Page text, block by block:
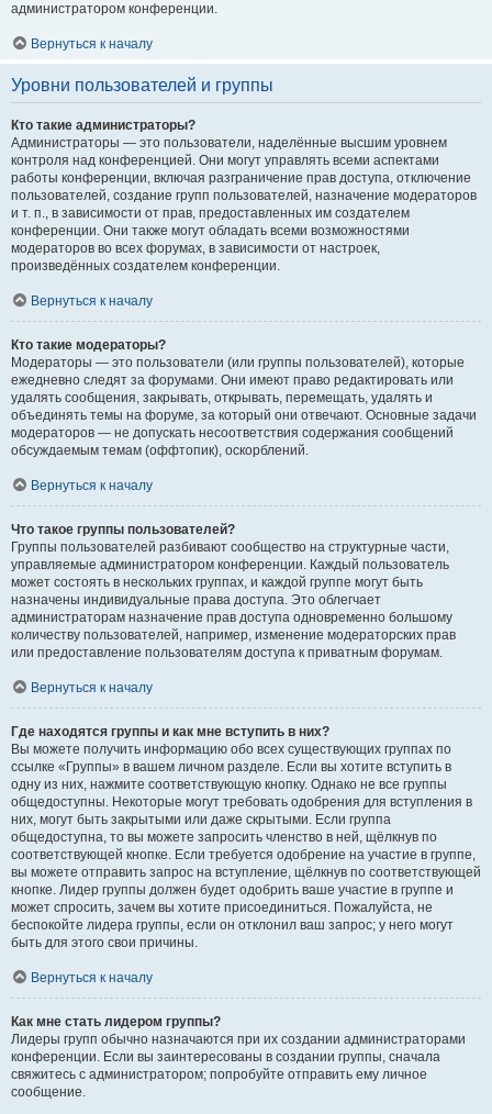
администратором конференции.
Вернуться к началу
Уровни пользователей и группы
Кто такие администраторы?
Администраторы — это пользователи, наделённые высшим уровнем
контроля над конференцией. Они могут управлять всеми аспектами
работы конференции, включая разграничение прав доступа, отключение
пользователей, создание групп пользователей, назначение модераторов
и т. п., в зависимости от прав, предоставленных им создателем
конференции. Они также могут обладать всеми возможностями
модераторов во всех форумах, в зависимости от настроек,
произведённых создателем конференции.
Вернуться к началу
Кто такие модераторы?
Модераторы — это пользователи (или группы пользователей), которые
ежедневно следят за форумами. Они имеют право редактировать или
удалять сообщения, закрывать, открывать, перемещать, удалять и
объединять темы на форуме, за который они отвечают. Основные задачи
модераторов — не допускать несоответствия содержания сообщений
обсуждаемым темам (оффтопик), оскорблений.
Вернуться к началу
Что такое группы пользователей?
Группы пользователей разбивают сообщество на структурные части,
управляемые администратором конференции. Каждый пользователь
может состоять в нескольких группах, и каждой группе могут быть
назначены индивидуальные права доступа. Это облегчает
администраторам назначение прав доступа одновременно большому
количеству пользователей, например, изменение модераторских прав
или предоставление пользователям доступа к приватным форумам.
Вернуться к началу
Где находятся группы и как мне вступить в них?
Вы можете получить информацию обо всех существующих группах по
ссылке «Группы» в вашем личном разделе. Если вы хотите вступить в
одну из них, нажмите соответствующую кнопку. Однако не все группы
общедоступны. Некоторые могут требовать одобрения для вступления в
них, могут быть закрытыми или даже скрытыми. Если группа
общедоступна, то вы можете запросить членство в ней, щёлкнув по
соответствующей кнопке. Если требуется одобрение на участие в группе,
вы можете отправить запрос на вступление, щёлкнув по соответствующей
кнопке. Лидер группы должен будет одобрить ваше участие в группе и
может спросить, зачем вы хотите присоединиться. Пожалуйста, не
беспокойте лидера группы, если он отклонил ваш запрос; у него могут
быть для этого свои причины.
Вернуться к началу
Как мне стать лидером группы?
Лидеры групп обычно назначаются при их создании администраторами
конференции. Если вы заинтересованы в создании группы, сначала
свяжитесь с администратором; попробуйте отправить ему личное
сообщение.